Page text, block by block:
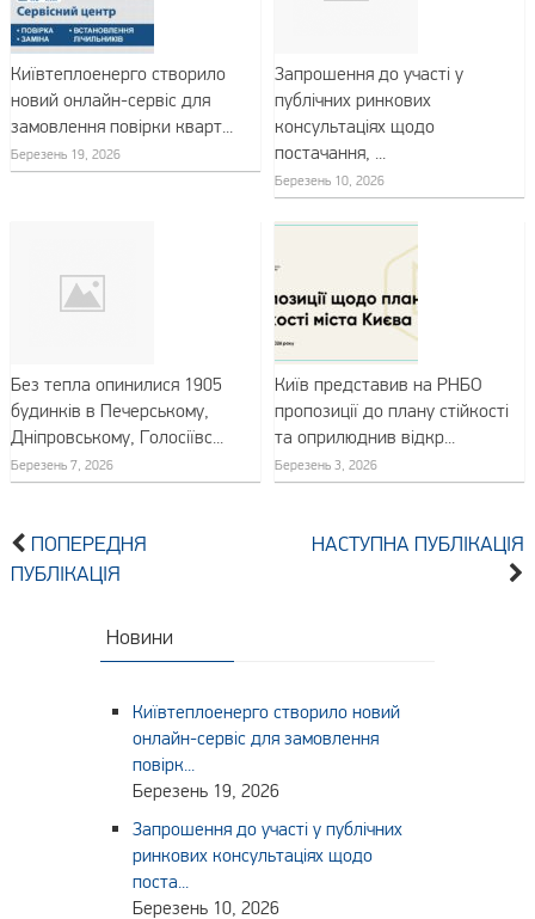
Київтеплоенерго створило
новий онлайн-сервіс для
замовлення повірки кварт...
Березень 19, 2026
Запрошення до участі у
публічних ринкових
консультаціях щодо
постачання, ...
Березень 10, 2026
Без тепла опинилися 1905
будинків в Печерському,
Дніпровському, Голосіївс...
Березень 7, 2026
Київ представив на РНБО
пропозиції до плану стійкості
та оприлюднив відкр...
Березень 3, 2026
ПОПЕРЕДНЯ
ПУБЛІКАЦІЯ
НАСТУПНА ПУБЛІКАЦІЯ
Новини
Київтеплоенерго створило новий
онлайн-сервіс для замовлення
повірк...
Березень 19, 2026
Запрошення до участі у публічних
ринкових консультаціях щодо
поста...
Березень 10, 2026